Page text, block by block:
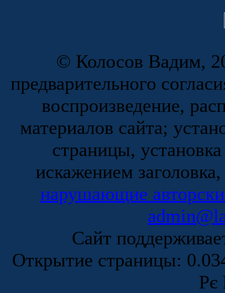
© Колосов Вадим,
предварительного
воспроизведение,
материалов сайта;
страницы,
искажением
нарушающие
Сайт
Открытие страницы:
Рє